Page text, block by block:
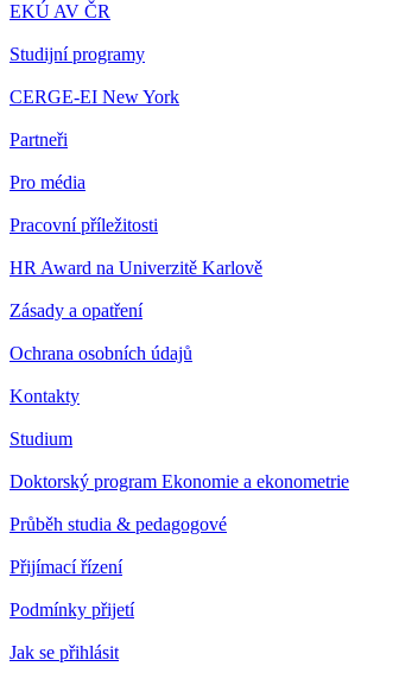
EKÚ AV ČR
Studijní programy
CERGE-EI New York
Partneři
Pro média
Pracovní příležitosti
HR Award na Univerzitě Karlově
Zásady a opatření
Ochrana osobních údajů
Kontakty
Studium
Doktorský program Ekonomie a ekonometrie
Průběh studia & pedagogové
Přijímací řízení
Podmínky přijetí
Jak se přihlásit